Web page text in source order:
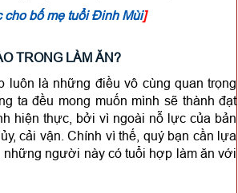
cho bố mẹ tuổi Đinh Mùi]
TRONG LÀM ĂN?
là những điều vô cùng quan trọng
ta đều mong muốn mình sẽ thành đạt
hiện thực, bởi vì ngoài nỗ lực của bản
cải vận. Chính vì thế, quý bạn cần lựa
người này có tuổi hợp làm ăn với